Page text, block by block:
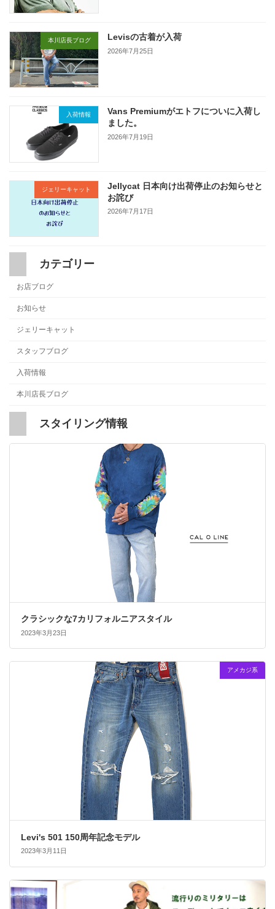
本川店長ブログ Levisの古着が入荷
2026年7月25日
入荷情報
Vans Premiumがエトフについに入荷し
ました。
2026年7月19日
ジェリーキャット
Jellycat 日本向け出荷停止のお知らせと
お詫び
2026年7月17日
カテゴリー
お店ブログ
お知らせ
ジェリーキャット
スタッフブログ
入荷情報
本川店長ブログ
スタイリング情報
クラシックな7カリフォルニアスタイル
2023年3月23日
アメカジ系
Levi's 501 150周年記念モデル
2023年3月11日